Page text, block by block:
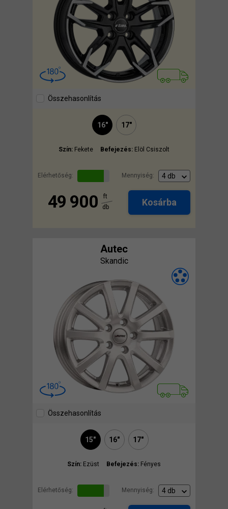
Összehasonlítás
16" 17"
Szín: Fekete Befejezés: Elöl Csiszolt
Elérhetőség: Mennyiség:
49 900
ft
db
Kosárba
Autec
Skandic
Összehasonlítás
15" 16" 17"
Szín: Ezüst Befejezés: Fényes
Elérhetőség: Mennyiség: